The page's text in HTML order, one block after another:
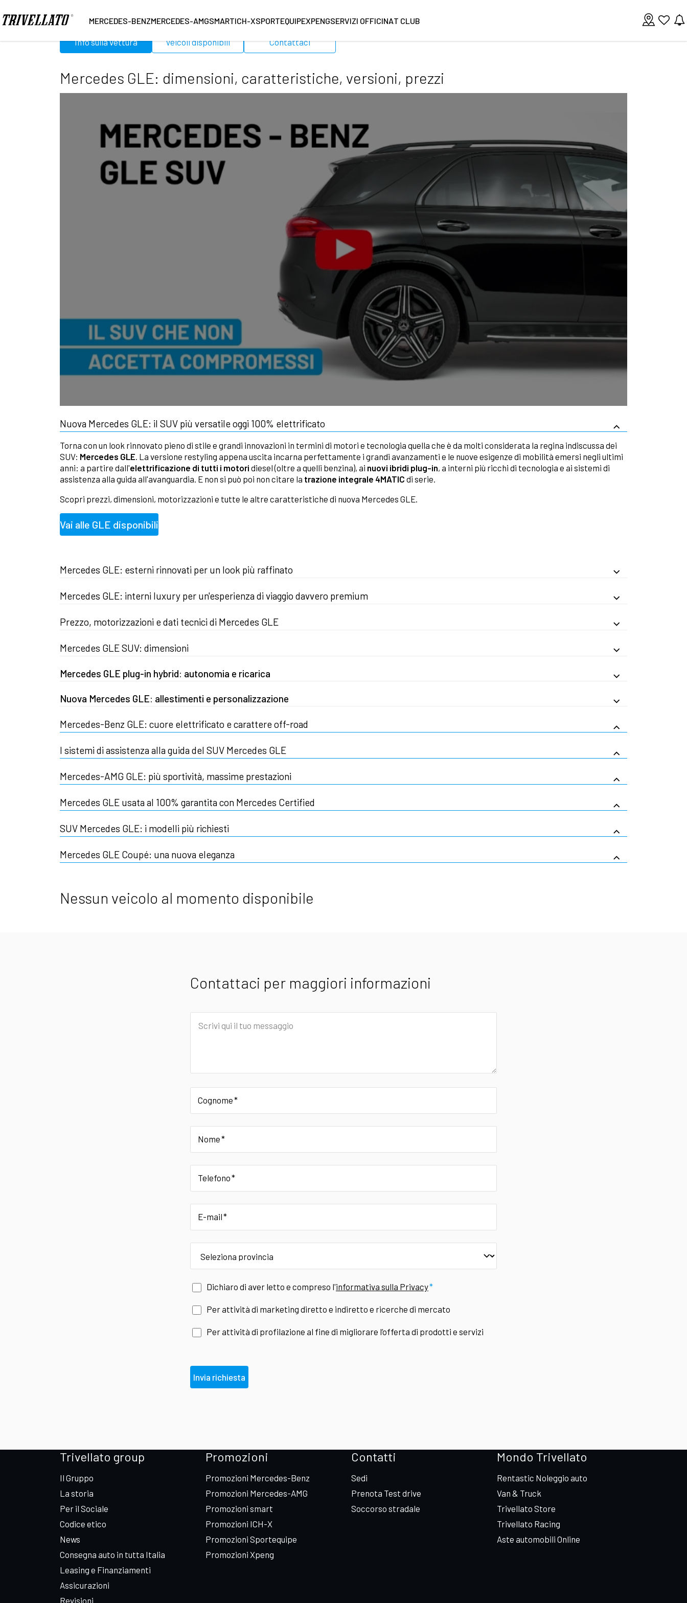
MERCEDES-BENZMERCEDES-AMGSMARTICH-XSPORTEQUIPEXPENGSERVIZI OFFICINAT CLUB
Info sulla vettura Veicoli disponibili Contattaci
Mercedes GLE: dimensioni, caratteristiche, versioni, prezzi
Nuova Mercedes GLE: il SUV più versatile oggi 100% elettrificato
Torna con un look rinnovato pieno di stile e grandi innovazioni in termini di motori e tecnologia quella che è da molti considerata la regina indiscussa dei
SUV: Mercedes GLE. La versione restyling appena uscita incarna perfettamente i grandi avanzamenti e le nuove esigenze di mobilità emersi negli ultimi
anni: a partire dall'elettrificazione di tutti i motori diesel (oltre a quelli benzina), ai nuovi ibridi plug-in, a interni più ricchi di tecnologia e ai sistemi di
assistenza alla guida all'avanguardia. E non si può poi non citare la trazione integrale 4MATIC di serie.
Scopri prezzi, dimensioni, motorizzazioni e tutte le altre caratteristiche di nuova Mercedes GLE.
Vai alle GLE disponibili
Mercedes GLE: esterni rinnovati per un look più raffinato
Mercedes GLE: interni luxury per un'esperienza di viaggio davvero premium
Prezzo, motorizzazioni e dati tecnici di Mercedes GLE
Mercedes GLE SUV: dimensioni
Mercedes GLE plug-in hybrid: autonomia e ricarica
Nuova Mercedes GLE: allestimenti e personalizzazione
Mercedes-Benz GLE: cuore elettrificato e carattere off-road
I sistemi di assistenza alla guida del SUV Mercedes GLE
Mercedes-AMG GLE: più sportività, massime prestazioni
Mercedes GLE usata al 100% garantita con Mercedes Certified
SUV Mercedes GLE: i modelli più richiesti
Mercedes GLE Coupé: una nuova eleganza
Nessun veicolo al momento disponibile
Contattaci per maggiori informazioni
Scrivi
Cognome
Nome
Telefono
E-mail
Dichiaro di aver letto e compreso l'informativa sulla Privacy
Per attività di marketing diretto e indiretto e ricerche di mercato
Per attività di profilazione al fine di migliorare l’offerta di prodotti e servizi
Invia richiesta
Trivellato group
Il Gruppo
La storia
Per il Sociale
Codice etico
News
Consegna auto in tutta Italia
Leasing e Finanziamenti
Assicurazioni
Revisioni
Promozioni
Promozioni Mercedes-Benz
Promozioni Mercedes-AMG
Promozioni smart
Promozioni ICH-X
Promozioni Sportequipe
Promozioni Xpeng
Contatti
Sedi
Prenota Test drive
Soccorso stradale
Mondo Trivellato
Rentastic Noleggio auto
Van & Truck
Trivellato Store
Trivellato Racing
Aste automobili Online